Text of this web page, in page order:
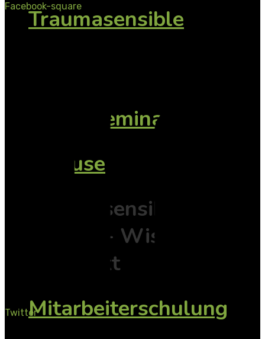
Traumasensible
Onlineseminare
Inhouse
Traumasensibilität
vor Ort - Wissen
das wirkt
Mitarbeiterschulung
Facebook-square
Twitter